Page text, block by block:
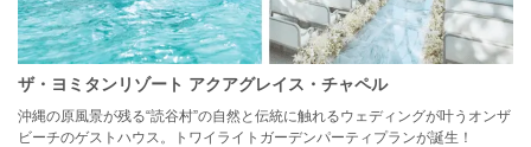
ザ・ヨミタンリゾート アクアグレイス・チャペル
沖縄の原風景が残る“読谷村”の自然と伝統に触れるウェディングが叶うオンザ
ビーチのゲストハウス。トワイライトガーデンパーティプランが誕生！